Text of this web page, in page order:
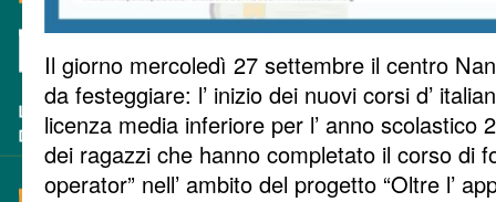
Il giorno mercoledì 27 settembre il centro
da festeggiare: l’ inizio dei nuovi corsi d’
licenza media inferiore per l’ anno scolastico
dei ragazzi che hanno completato il corso di
operator” nell’ ambito del progetto “Oltre l’